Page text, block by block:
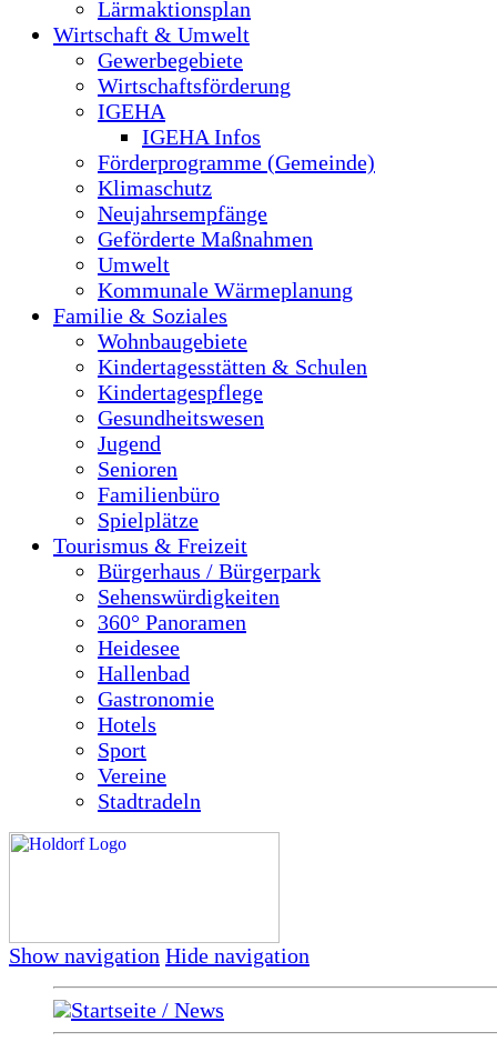
Lärmaktionsplan
Wirtschaft & Umwelt
Gewerbegebiete
Wirtschaftsförderung
IGEHA
IGEHA Infos
Förderprogramme (Gemeinde)
Klimaschutz
Neujahrsempfänge
Geförderte Maßnahmen
Umwelt
Kommunale Wärmeplanung
Familie & Soziales
Wohnbaugebiete
Kindertagesstätten & Schulen
Kindertagespflege
Gesundheitswesen
Jugend
Senioren
Familienbüro
Spielplätze
Tourismus & Freizeit
Bürgerhaus / Bürgerpark
Sehenswürdigkeiten
360° Panoramen
Heidesee
Hallenbad
Gastronomie
Hotels
Sport
Vereine
Stadtradeln
Show navigation Hide navigation
Startseite / News